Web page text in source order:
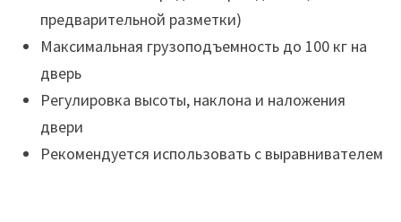
предварительной разметки)
Максимальная грузоподъемность до 100 кг на
дверь
Регулировка высоты, наклона и наложения
двери
Рекомендуется использовать с выравнивателем